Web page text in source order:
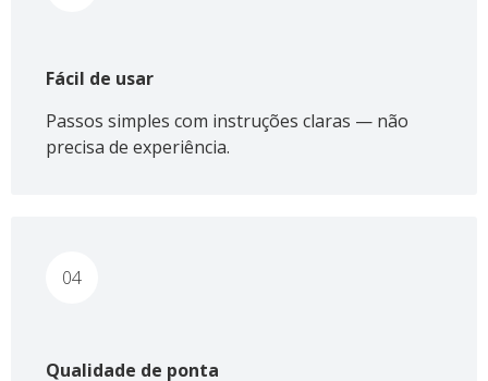
Fácil de usar
Passos simples com instruções claras — não
precisa de experiência.
04
Qualidade de ponta